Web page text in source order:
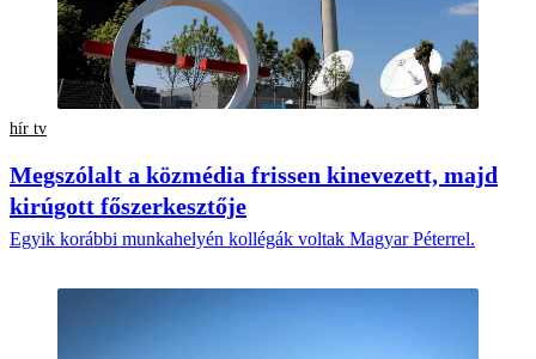
hír tv
Megszólalt a közmédia frissen kinevezett, majd
kirúgott főszerkesztője
Egyik korábbi munkahelyén kollégák voltak Magyar Péterrel.